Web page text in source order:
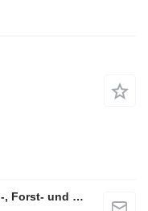
Seippel Landmaschinen GmbH Land-, Forst- und Gartentechnik